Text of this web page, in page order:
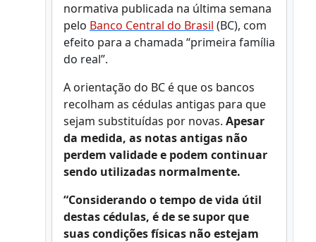
normativa publicada na última semana
pelo Banco Central do Brasil (BC), com
efeito para a chamada “primeira família
do real”.
A orientação do BC é que os bancos
recolham as cédulas antigas para que
sejam substituídas por novas. Apesar
da medida, as notas antigas não
perdem validade e podem continuar
sendo utilizadas normalmente.
“Considerando o tempo de vida útil
destas cédulas, é de se supor que
suas condições físicas não estejam